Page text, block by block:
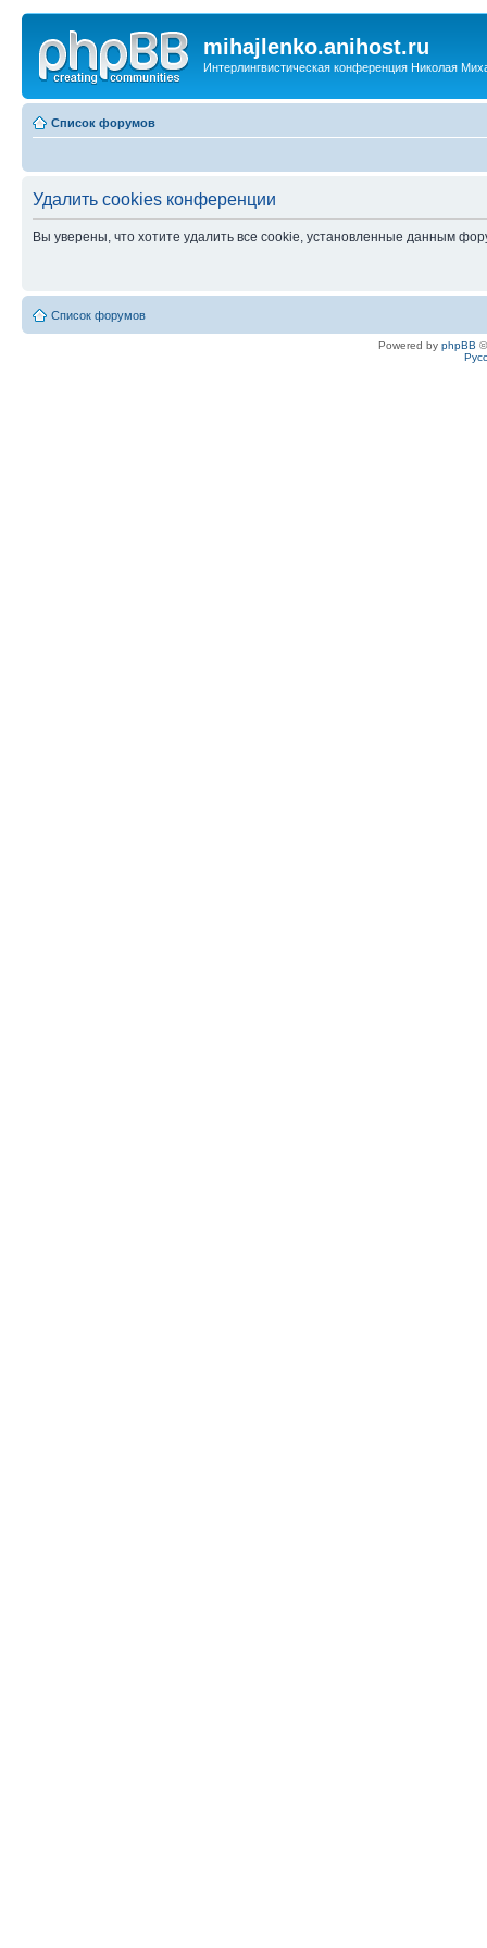
mihajlenko.anihost.ru
Интерлингвистическая конференция Николая
Список форумов
Удалить cookies конференции
Вы уверены, что хотите удалить все cookie, установленные данным
Список форумов
Powered by phpBB